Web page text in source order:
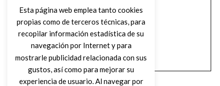
Esta página web emplea tanto cookies
propias como de terceros técnicas, para
recopilar información estadística de su
navegación por Internet y para
mostrarle publicidad relacionada con sus
gustos, así como para mejorar su
experiencia de usuario. Al navegar por